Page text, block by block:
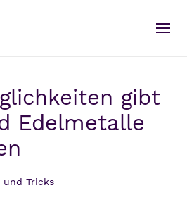
gibt
Edelmetalle
und Tricks